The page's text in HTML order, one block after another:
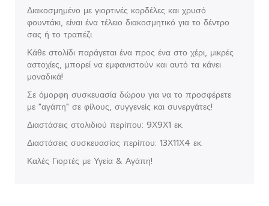
Διακοσμημένο με γιορτινές κορδέλες και χρυσό
φουντάκι, είναι ένα τέλειο διακοσμητικό για το δέντρο
σας ή το τραπέζι.
Κάθε στολίδι παράγεται ένα προς ένα στο χέρι, μικρές
αστοχίες, μπορεί να εμφανιστούν και αυτό τα κάνει
μοναδικά!
Σε όμορφη συσκευασία δώρου για να το προσφέρετε
με "αγάπη" σε φίλους, συγγενείς και συνεργάτες!
Διαστάσεις στολιδιού περίπου: 9Χ9Χ1 εκ.
Διαστάσεις συσκευασίας περίπου: 13Χ11Χ4 εκ.
Καλές Γιορτές με Υγεία & Αγάπη!